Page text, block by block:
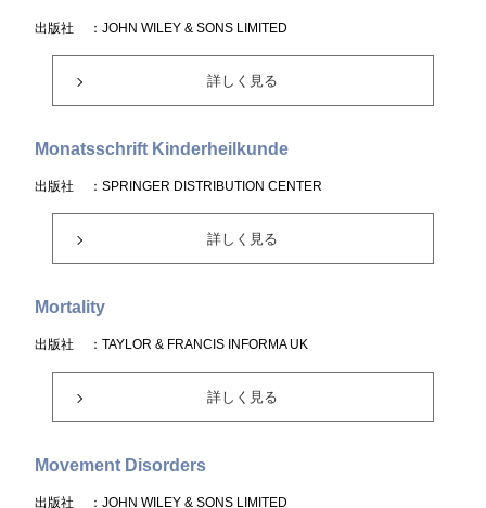
出版社 ：JOHN WILEY & SONS LIMITED
詳しく見る
Monatsschrift Kinderheilkunde
出版社 ：SPRINGER DISTRIBUTION CENTER
詳しく見る
Mortality
出版社 ：TAYLOR & FRANCIS INFORMA UK
詳しく見る
Movement Disorders
出版社 ：JOHN WILEY & SONS LIMITED